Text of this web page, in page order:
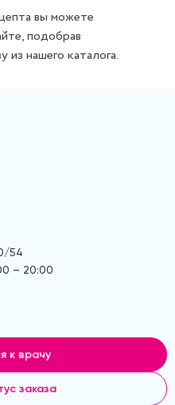
вы можете
подобрав
из нашего каталога.
54
– 20:00
к врачу
заказа